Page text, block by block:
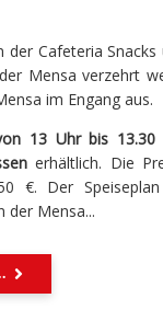
der Cafeteria
Mensa verzehrt
im Engang aus.
13 Uhr bis 13.30
erhältlich. Die
€. Der
der Mensa...